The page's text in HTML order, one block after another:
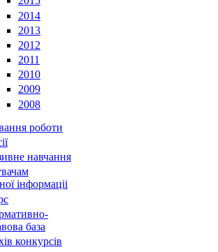
2014
2013
2012
2011
2010
2009
2008
роботи
навчання
інформаціі
база
конкурсів